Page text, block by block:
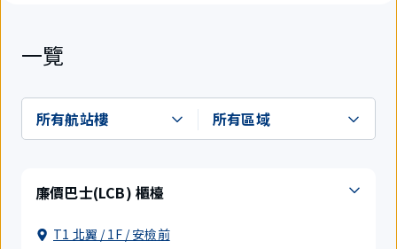
一覽
廉價巴士(LCB) 櫃檯
T1 北翼 / 1F / 安檢前